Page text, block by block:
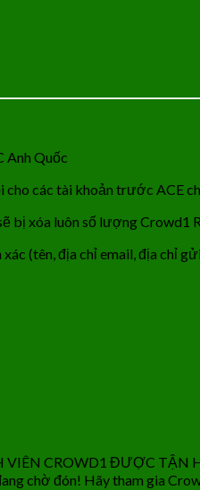
Anh Quốc
các tài khoản trước ACE
bị xóa luôn số lượng Crowd1
(tên, địa chỉ email, địa chỉ
CROWD1 ĐƯỢC TẬN
chờ đón! Hãy tham gia